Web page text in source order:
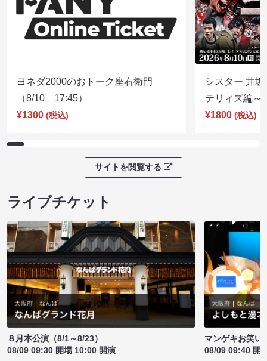
ヨネダ2000のおトーク座右衛門
（8/10 17:45）
¥1300 (税込)
シスター 井
テリィズ編
¥1800 (税込)
サイトを閲覧する
ライブチケット
８月本公演（8/1～8/23）
08/09 09:30 開場 10:00 開演
マンゲキお笑い
08/09 09:40 開